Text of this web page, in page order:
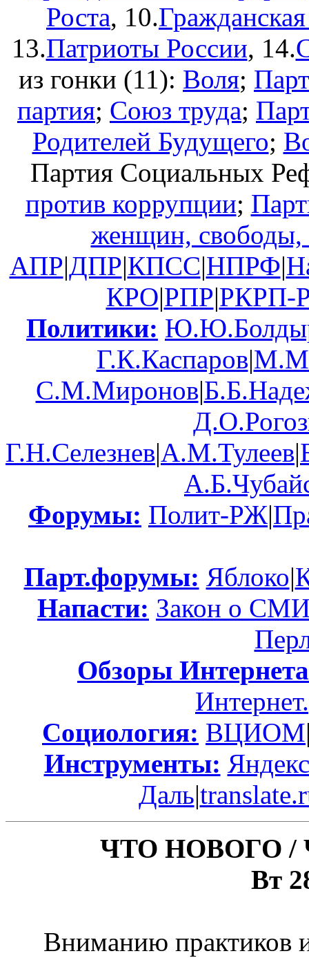
Роста, 10.
13.Патриоты России, 14.
из гонки (11): Воля;
партия; Союз труда;
Родителей Будущего;
Партия Социальных
против коррупции;
женщин, свободы,
АПР|ДПР|КПСС|НПРФ|
КРО|РПР|РКРП-
Политики:
Г.К.Каспаров|
С.М.Миронов|
Г.Н.Селезнев|А.М.Тулеев|
Форумы: Полит-РЖ|
Парт.форумы: Яблоко|
Напасти: Закон о
Обзоры
Социология: ВЦИОМ
Инструменты: Яндекс
Даль|
ЧТО НОВОГО /
Вт
Вниманию практиков